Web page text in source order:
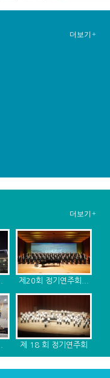
더보기+
더보기+
제20회 정기연주회...
제 18 회 정기연주회